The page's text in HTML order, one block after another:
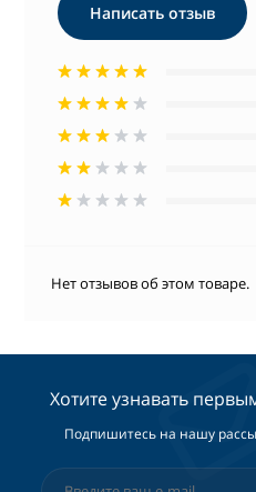
Написать отзыв
Нет отзывов об этом товаре.
Хотите узнавать
Подпишитесь на нашу